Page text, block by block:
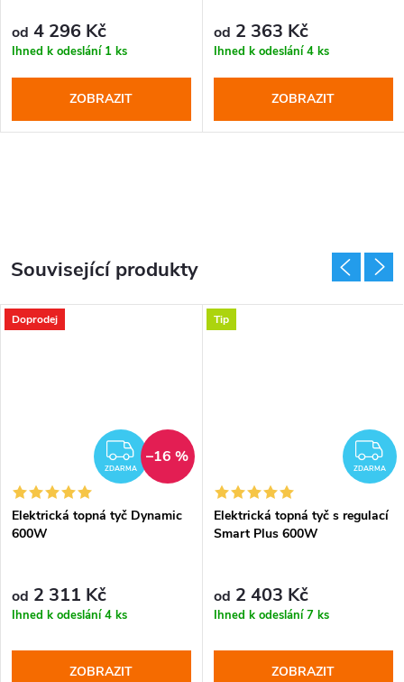
od 4 296 Kč
Ihned k odeslání 1 ks
ZOBRAZIT
od 2 363 Kč
Ihned k odeslání4 ks
ZOBRAZIT
Související produkty
Doprodej
ZDARMA
ZDARMA
–16 %
Elektrická topná tyč Dynamic
600W
od 2 311 Kč
Ihned k odeslání4 ks
ZOBRAZIT
Tip
ZDARMA
Elektrická topná tyč s regulací
Smart Plus 600W
od 2 403 Kč
Ihned k odeslání7 ks
ZOBRAZIT